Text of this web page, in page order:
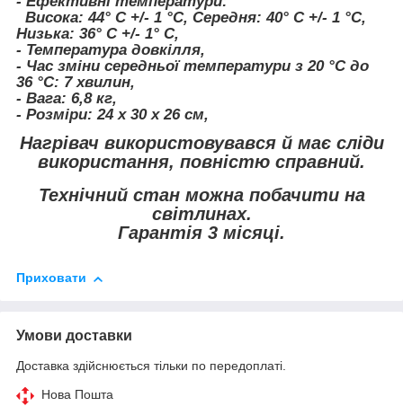
Висока: 44° C +/- 1 °C, Середня: 40° C +/- 1 °C,
Низька: 36° C +/- 1° C,
- Температура довкілля,
- Час зміни середньої температури з 20 °C до
36 °C: 7 хвилин,
- Вага: 6,8 кг,
- Розміри: 24 x 30 x 26 см,
Нагрівач використовувався й має сліди
використання, повністю справний.
Технічний стан можна побачити на
світлинах.
Гарантія 3 місяці.
Приховати
Умови доставки
Доставка здійснюється тільки по передоплаті.
Нова Пошта